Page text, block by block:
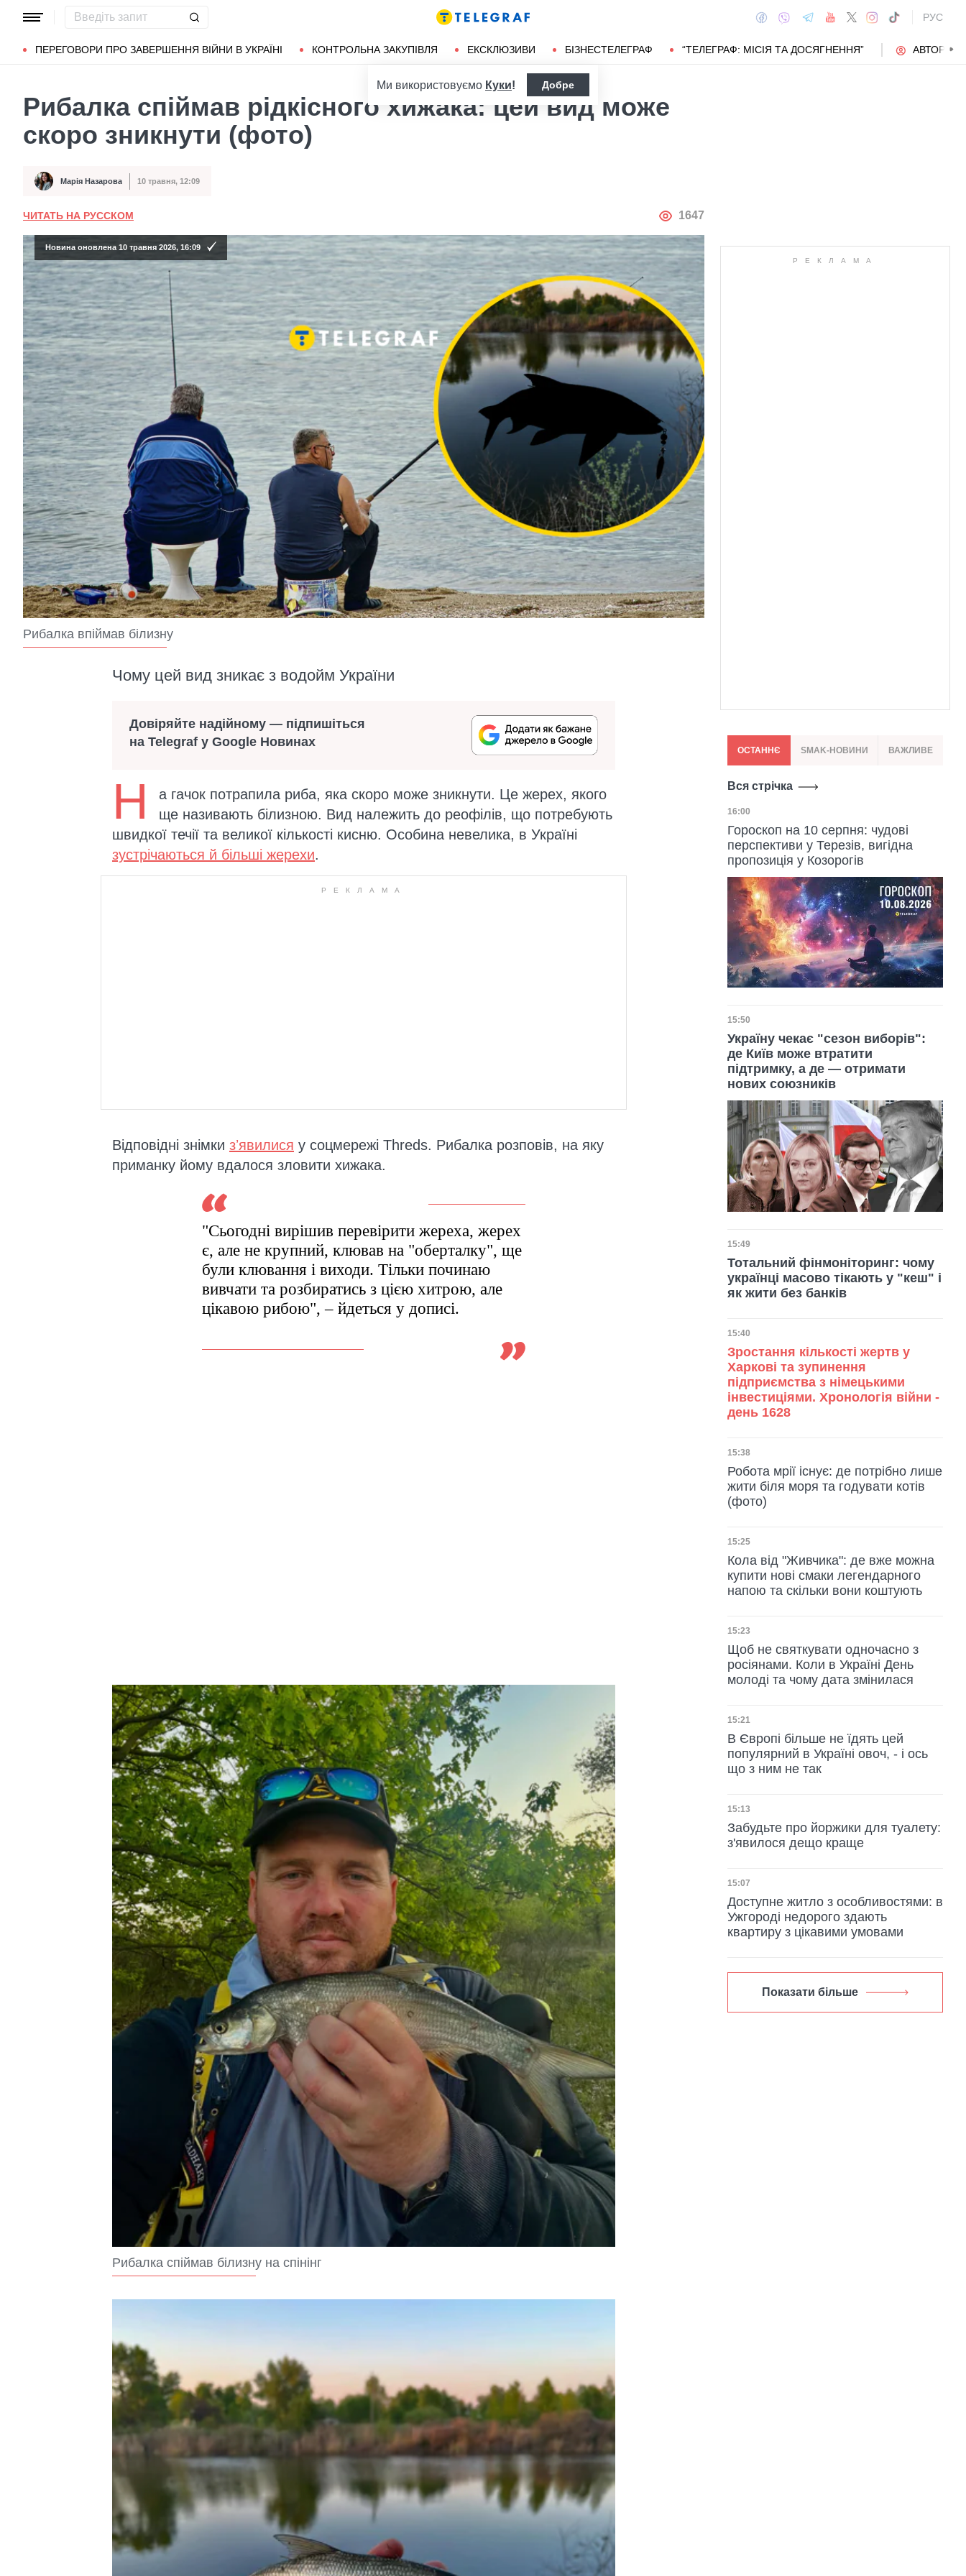
РУС
ПЕРЕГОВОРИ ПРО ЗАВЕРШЕННЯ ВІЙНИ В УКРАЇНІ КОНТРОЛЬНА ЗАКУПІВЛЯ ЕКСКЛЮЗИВИ БІЗНЕСТЕЛЕГРАФ “ТЕЛЕГРАФ: МІСІЯ ТА ДОСЯГНЕННЯ” АВТОРИ
Популярні запити Маріуполь Донбас
Ми використовуємо Куки! Добре
Рибалка спіймав рідкісного хижака: цей вид може
скоро зникнути (фото)
Автор Марія Назарова
Дата публікації 10 травня, 12:09
ЧИТАТЬ НА РУССКОМ АВТОР
1647
Новина оновлена 10 травня 2026, 16:09
Рибалка впіймав білизну
Чому цей вид зникає з водойм України
Довіряйте надійному — підпишіться
на Telegraf у Google Новинах
Н
а гачок потрапила риба, яка скоро може зникнути. Це жерех, якого
ще називають білизною. Вид належить до реофілів, що потребують
швидкої течії та великої кількості кисню. Особина невелика, в Україні
зустрічаються й більші жерехи.
Відповідні знімки зʼявилися у соцмережі Threds. Рибалка розповів, на яку
приманку йому вдалося зловити хижака.
"Сьогодні вирішив перевірити жереха, жерех
є, але не крупний, клював на "оберталку", ще
були клювання і виходи. Тільки починаю
вивчати та розбиратись з цією хитрою, але
цікавою рибою", – йдеться у дописі.
Рибалка спіймав білизну на спінінг
ОСТАННЄ SMAK-НОВИНИ ВАЖЛИВЕ
Вся стрічка
Дата публікації
16:00
Гороскоп на 10 серпня: чудові
перспективи у Терезів, вигідна
пропозиція у Козорогів
Дата публікації
15:50
Україну чекає "сезон виборів":
де Київ може втратити
підтримку, а де — отримати
нових союзників
Дата публікації
15:49
Тотальний фінмоніторинг: чому
українці масово тікають у "кеш" і
як жити без банків
Дата публікації
15:40
Зростання кількості жертв у
Харкові та зупинення
підприємства з німецькими
інвестиціями. Хронологія війни -
день 1628
Дата публікації
15:38
Робота мрії існує: де потрібно лише
жити біля моря та годувати котів
(фото)
Дата публікації
15:25
Кола від "Живчика": де вже можна
купити нові смаки легендарного
напою та скільки вони коштують
Дата публікації
15:23
Щоб не святкувати одночасно з
росіянами. Коли в Україні День
молоді та чому дата змінилася
Дата публікації
15:21
В Європі більше не їдять цей
популярний в Україні овоч, - і ось
що з ним не так
Дата публікації
15:13
Забудьте про йоржики для туалету:
з'явилося дещо краще
Дата публікації
15:07
Доступне житло з особливостями: в
Ужгороді недорого здають
квартиру з цікавими умовами
Показати більше